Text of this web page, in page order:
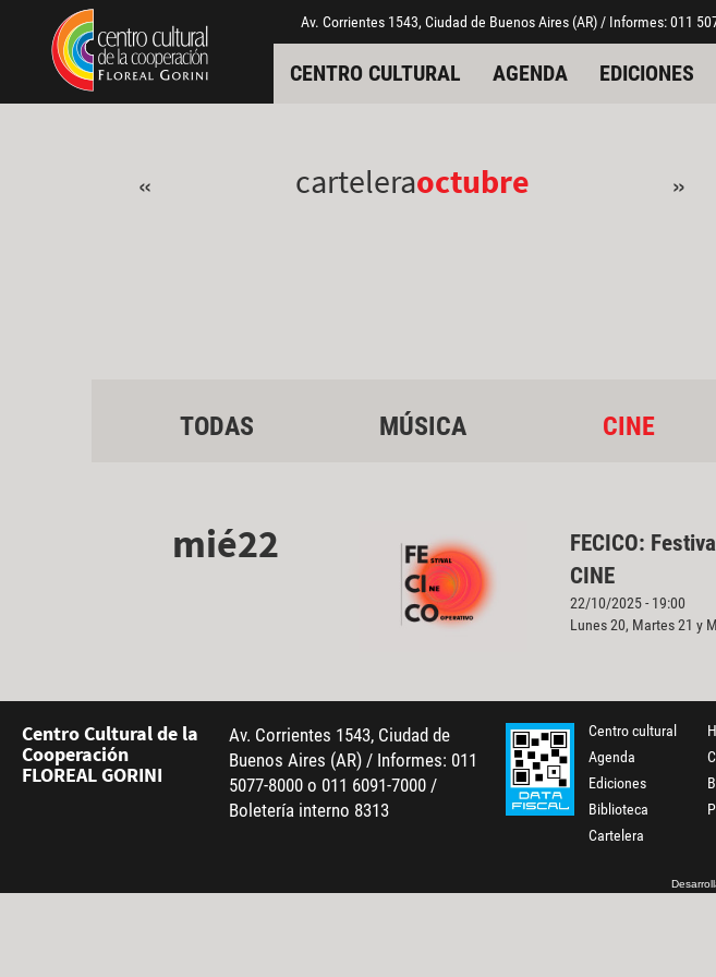
Pasar al contenido principal
Jump to main content Av. Corrientes 1543, Ciudad de Buenos Aires (AR) / Informes: 011
CENTRO CULTURAL AGENDA EDICIONES
« carteleraoctubre »
TODAS MÚSICA CINE
mié22
FECICO:
CINE
22/10/2025 - 19:00
Lunes 20, Martes 21 y
Centro Cultural de la
Cooperación
FLOREAL GORINI
Av. Corrientes 1543, Ciudad de
Buenos Aires (AR) / Informes: 011
5077-8000 o 011 6091-7000 /
Boletería interno 8313
Centro cultural
Agenda
Ediciones
Biblioteca
Cartelera